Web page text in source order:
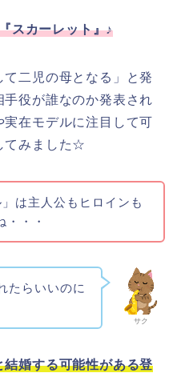
スカーレット』♪
て二児の母となる」と発
役が誰なのか発表され
在モデルに注目して可
てみました☆
は主人公もヒロインも
・・
サク
たらいいのに
結婚する可能性がある登